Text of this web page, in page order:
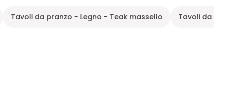
Tavoli da pranzo - Legno - Teak massello Tavoli da pranzo